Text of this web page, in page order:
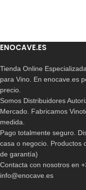
ENOCAVE.ES
Tienda Online
para Vino. En enocave.es
precio.
Somos Distribuidores
Mercado. Fabricamos
medida.
Pago totalmente seguro.
casa o negocio. Productos
de garantía)
Contacta con nosotros en
info@enocave.es